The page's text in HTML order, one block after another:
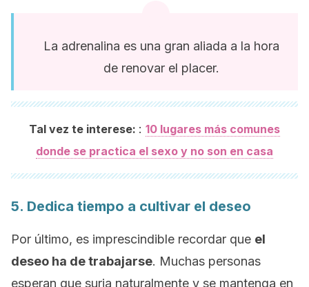
La adrenalina es una gran aliada a la hora
de renovar el placer.
Tal vez te interese: : 10 lugares más comunes
donde se practica el sexo y no son en casa
5. Dedica tiempo a cultivar el deseo
Por último, es imprescindible recordar que el
deseo ha de trabajarse. Muchas personas
esperan que surja naturalmente y se mantenga en